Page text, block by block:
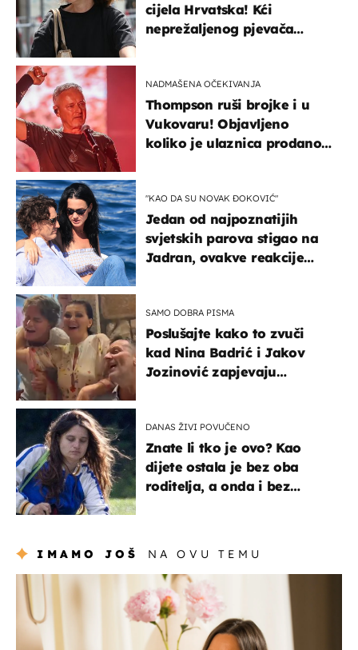
cijela Hrvatska! Kći
neprežaljenog pjevača
NADMAŠENA OČEKIVANJA
Thompson ruši brojke i u
Vukovaru! Objavljeno
koliko je ulaznica prodano
"KAO DA SU NOVAK ĐOKOVIĆ"
Jedan od najpoznatijih
svjetskih parova stigao na
Jadran, ovakve reakcije
SAMO DOBRA PISMA
Poslušajte kako to zvuči
kad Nina Badrić i Jakov
Jozinović zapjevaju
DANAS ŽIVI POVUČENO
Znate li tko je ovo? Kao
dijete ostala je bez oba
roditelja, a onda i bez
IMAMO JOŠ NA OVU TEMU
moda & ljepota